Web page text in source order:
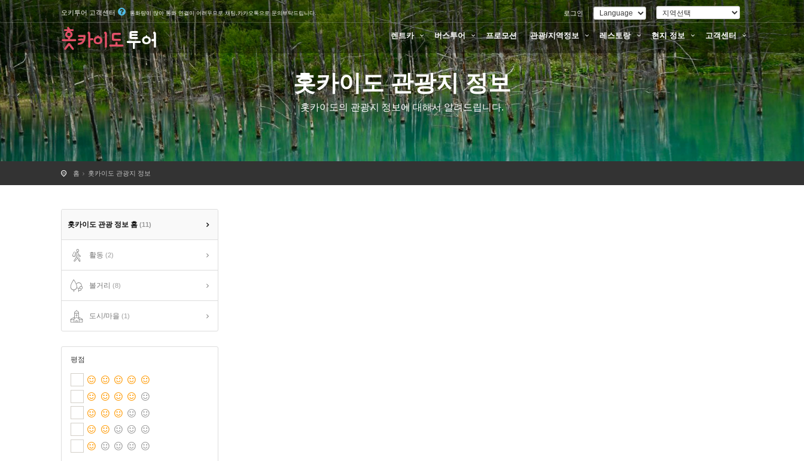
오키투어 고객센터 통화량이 많아 통화 연결이 어려우므로 채팅,카카오톡으로 문의부탁드립니다. 로그인
렌트카 버스투어 프로모션 관광/지역정보 레스토랑 현지 정보 고객센터
홋카이도 관광지 정보
홋카이도의 관광지 정보에 대해서 알려드립니다.
홈 홋카이도 관광지 정보
홋카이도 관광 정보 홈 (11)
활동 (2)
볼거리 (8)
도시/마을 (1)
평점